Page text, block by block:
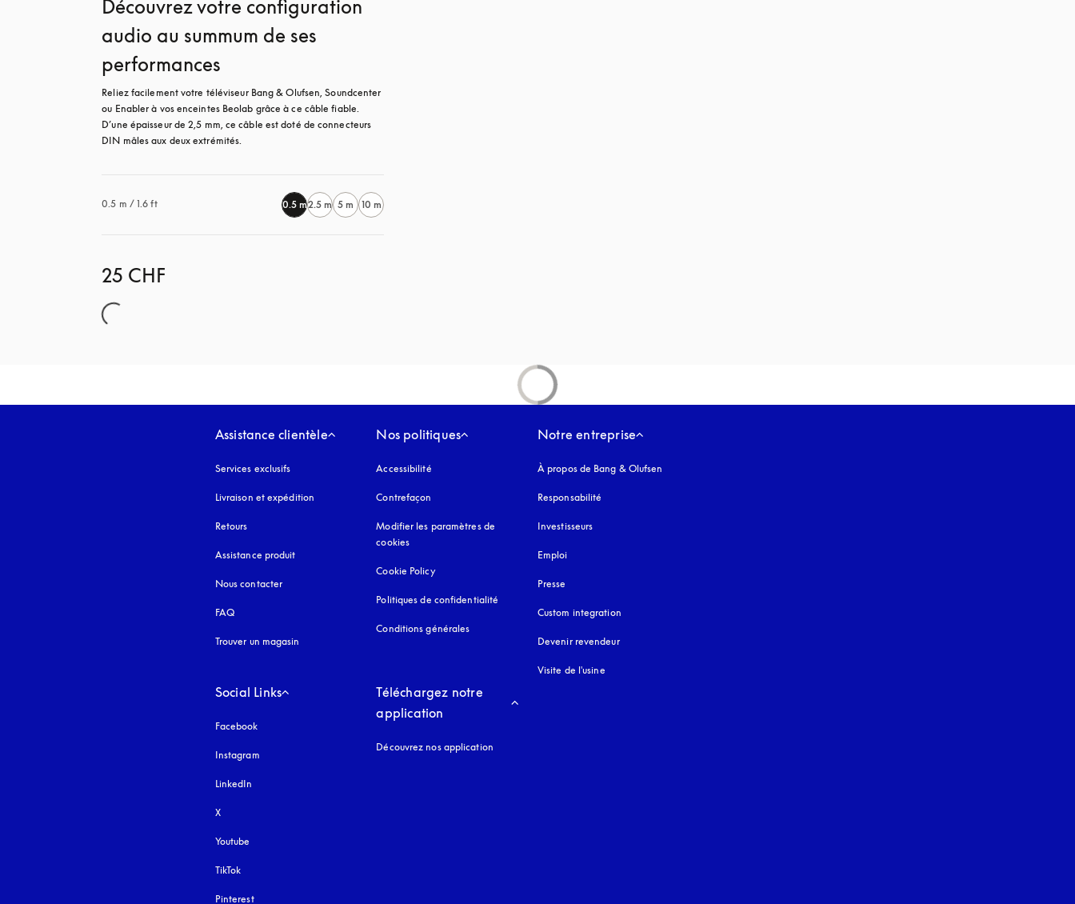
Découvrez votre configuration
audio au summum de ses
performances
Reliez facilement votre téléviseur Bang & Olufsen, Soundcenter
ou Enabler à vos enceintes Beolab grâce à ce câble fiable.
D’une épaisseur de 2,5 mm, ce câble est doté de connecteurs
DIN mâles aux deux extrémités.
0.5 m / 1.6 ft 0.5 m2.5 m 5 m 10 m
25 CHF
Assistance clientèle
Services exclusifs
Livraison et expédition
Retours
Assistance produit
Nous contacter
FAQ
Trouver un magasin
Nos politiques
Accessibilité s’ouvre dans un nouvel onglet
Contrefaçon s’ouvre dans un nouvel onglet
Modifier les paramètres de
cookies
Cookie Policys’ouvre dans un nouvel onglet
Politiques de confidentialité
Conditions générales
Notre entreprise
À propos de Bang & Olufsen
Responsabilité
Investisseurs
Emploi
Presse
Custom integration
Devenir revendeur
Visite de l'usine
Social Links
Facebook
Instagram
LinkedIn
X
Youtube
TikTok
Pinterest
Téléchargez notre
application
Découvrez nos application